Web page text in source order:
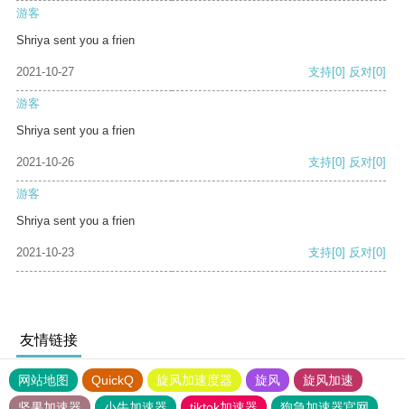
游客
Shriya sent you a frien
2021-10-27 支持[0] 反对[0]
游客
Shriya sent you a frien
2021-10-26 支持[0] 反对[0]
游客
Shriya sent you a frien
2021-10-23 支持[0] 反对[0]
友情链接
网站地图 QuickQ 旋风加速度器 旋风
旋风加速